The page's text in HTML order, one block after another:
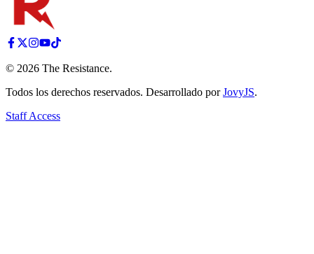
© 2026 The Resistance.
Todos los derechos reservados. Desarrollado por JovyJS.
Staff Access